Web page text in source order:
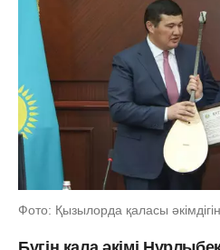
Фото: Қызылорда қаласы